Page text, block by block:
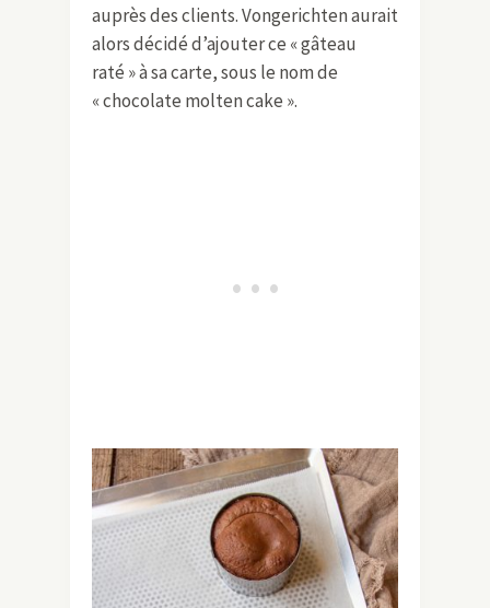
auprès des clients. Vongerichten aurait
alors décidé d’ajouter ce « gâteau
raté » à sa carte, sous le nom de
« chocolate molten cake ».